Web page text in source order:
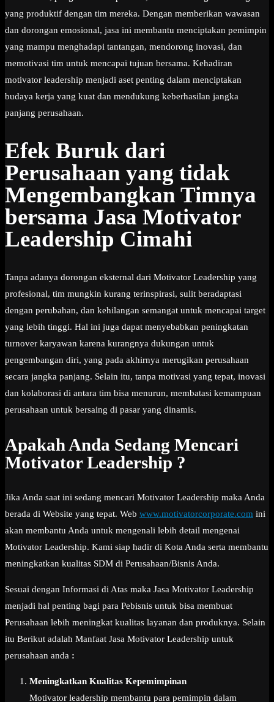
yang produktif dengan tim mereka. Dengan memberikan wawasan
dan dorongan emosional, jasa ini membantu menciptakan pemimpin
yang mampu menghadapi tantangan, mendorong inovasi, dan
memotivasi tim untuk mencapai tujuan bersama. Kehadiran
motivator leadership menjadi aset penting dalam menciptakan
budaya kerja yang kuat dan mendukung keberhasilan jangka
panjang perusahaan.
Efek Buruk dari
Perusahaan yang tidak
Mengembangkan Timnya
bersama Jasa Motivator
Leadership Cimahi
Tanpa adanya dorongan eksternal dari Motivator Leadership yang
profesional, tim mungkin kurang terinspirasi, sulit beradaptasi
dengan perubahan, dan kehilangan semangat untuk mencapai target
yang lebih tinggi. Hal ini juga dapat menyebabkan peningkatan
turnover karyawan karena kurangnya dukungan untuk
pengembangan diri, yang pada akhirnya merugikan perusahaan
secara jangka panjang. Selain itu, tanpa motivasi yang tepat, inovasi
dan kolaborasi di antara tim bisa menurun, membatasi kemampuan
perusahaan untuk bersaing di pasar yang dinamis.
Apakah Anda Sedang Mencari
Motivator Leadership ?
Jika Anda saat ini sedang mencari Motivator Leadership maka Anda
berada di Website yang tepat. Web www.motivatorcorporate.com ini
akan membantu Anda untuk mengenali lebih detail mengenai
Motivator Leadership. Kami siap hadir di Kota Anda serta membantu
meningkatkan kualitas SDM di Perusahaan/Bisnis Anda.
Sesuai dengan Informasi di Atas maka Jasa Motivator Leadership
menjadi hal penting bagi para Pebisnis untuk bisa membuat
Perusahaan lebih meningkat kualitas layanan dan produknya. Selain
itu Berikut adalah Manfaat Jasa Motivator Leadership untuk
perusahaan anda :
Meningkatkan Kualitas Kepemimpinan
Motivator leadership membantu para pemimpin dalam